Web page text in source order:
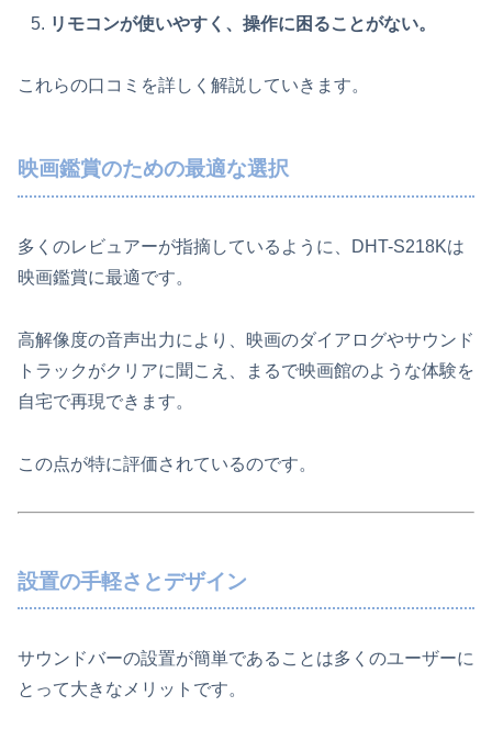
リモコンが使いやすく、操作に困ることがない。
これらの口コミを詳しく解説していきます。
映画鑑賞のための最適な選択
多くのレビュアーが指摘しているように、DHT-S218Kは
映画鑑賞に最適です。
高解像度の音声出力により、映画のダイアログやサウンド
トラックがクリアに聞こえ、まるで映画館のような体験を
自宅で再現できます。
この点が特に評価されているのです。
設置の手軽さとデザイン
サウンドバーの設置が簡単であることは多くのユーザーに
とって大きなメリットです。